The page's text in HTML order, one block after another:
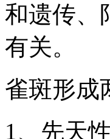
和遗传、
有关。
雀斑形成
1、先天